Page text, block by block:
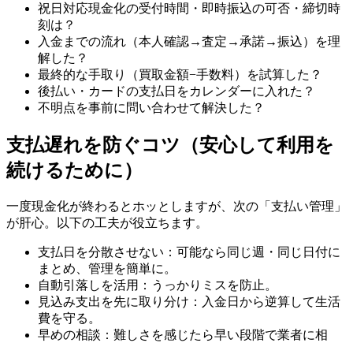
祝日対応現金化の受付時間・即時振込の可否・締切時
刻は？
入金までの流れ（本人確認→査定→承諾→振込）を理
解した？
最終的な手取り（買取金額−手数料）を試算した？
後払い・カードの支払日をカレンダーに入れた？
不明点を事前に問い合わせて解決した？
支払遅れを防ぐコツ（安心して利用を
続けるために）
一度現金化が終わるとホッとしますが、次の「支払い管理」
が肝心。以下の工夫が役立ちます。
支払日を分散させない：可能なら同じ週・同じ日付に
まとめ、管理を簡単に。
自動引落しを活用：うっかりミスを防止。
見込み支出を先に取り分け：入金日から逆算して生活
費を守る。
早めの相談：難しさを感じたら早い段階で業者に相